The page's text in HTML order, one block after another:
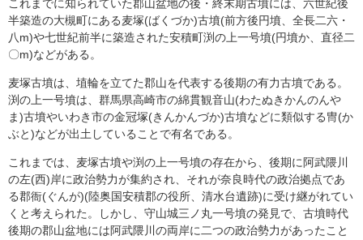
これまでに知られていた郡山盆地の後・終末期古墳には、六世紀後
半築造の大槻町にある麦塚(ばくづか)古墳(前方後円墳、全長二六・
八m)や七世紀前半に築造された安積町渕の上一号墳(円墳か、直径二
〇m)などがある。
麦塚古墳は、埴輪を立てた郡山を代表する後期の有力古墳である。
渕の上一号墳は、群馬県高崎市の綿貫観音山(わたぬきかんのんや
ま)古墳やいわき市の金冠塚(きんかんづか)古墳などに類似する冑(か
ぶと)などが出土していることで有名である。
これまでは、麦塚古墳や渕の上一号墳の存在から、後期に阿武隈川
の左(西)岸に政治勢力が集約され、それが奈良時代の政治拠点であ
る郡衙(ぐんが)(陸奥国安積郡の役所、清水台遺跡)に受け継がれてい
くと考えられた。しかし、守山城三ノ丸一号墳の発見で、古墳時代
後期の郡山盆地には阿武隈川の両岸に二つの政治勢力があったこと